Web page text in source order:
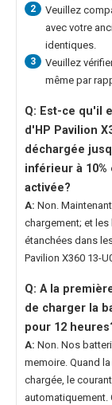
2 Veuillez
avec votre
identiques.
3
Veuillez
même par
Q: Est-ce qu'il
d'HP Pavilion
déchargée
inférieur à
activée?
A: Non.
chargement; et
étanchées dans
Pavilion X360 13-
Q: A la
de charger la
pour 12
A: Non. Nos
memoire. Quand la
chargée, le
automatiquement.